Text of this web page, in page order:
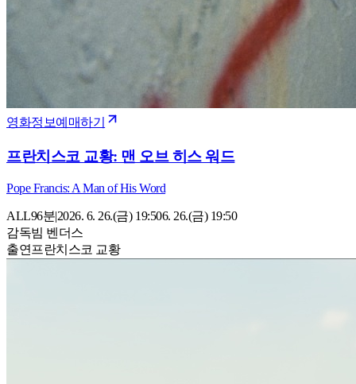
영화정보예매하기
프란치스코 교황: 맨 오브 히스 워드
Pope Francis: A Man of His Word
ALL96분|2026. 6. 26.(금) 19:506. 26.(금) 19:50
감독빔 벤더스
출연 프란치스코 교황